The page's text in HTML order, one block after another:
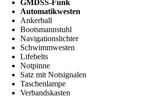
GMDSS-Funk
Automatikwesten
Ankerball
Bootsmannstuhl
Navigationslichter
Schwimmwesten
Lifebelts
Notpinne
Satz mit Notsignalen
Taschenlampe
Verbandskasten